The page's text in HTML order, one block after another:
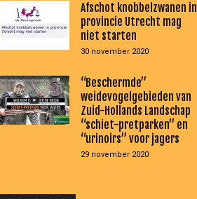
Afschot knobbelzwanen in
provincie Utrecht mag
niet starten
30 november 2020
“Beschermde”
weidevogelgebieden van
Zuid-Hollands Landschap
“schiet-pretparken” en
“urinoirs” voor jagers
29 november 2020